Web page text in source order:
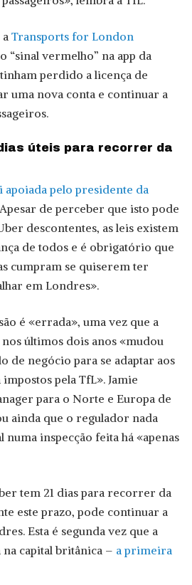
Transports for London
vermelho” na app da
perdido a licença de
uma nova conta e continuar a
úteis para recorrer da
apoiada pelo presidente da
de perceber que isto pode
descontentes, as leis existem
de todos e é obrigatório que
cumpram se quiserem ter
em Londres».
é «errada», uma vez que a
últimos dois anos «mudou
de negócio para se adaptar aos
pela TfL». Jamie
para o Norte e Europa de
ainda que o regulador nada
inspecção feita há «apenas
tem 21 dias para recorrer da
este prazo, pode continuar a
Esta é segunda vez que a
capital britânica – a primeira